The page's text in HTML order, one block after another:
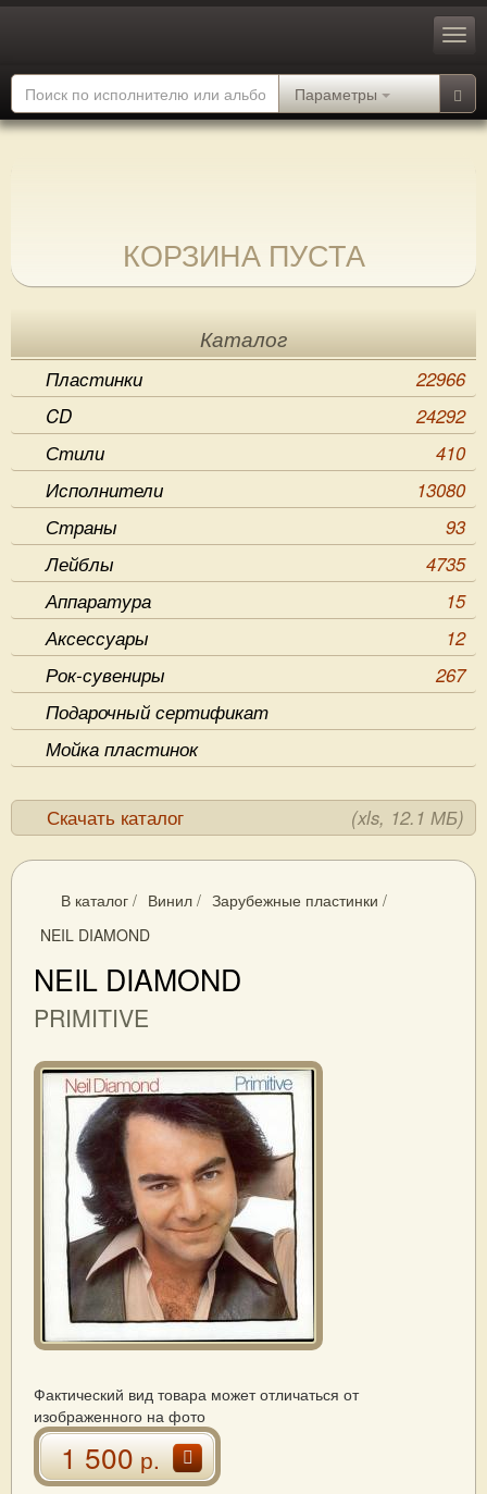
Параметры
КОРЗИНА ПУСТА
Каталог
Пластинки
22966
CD
24292
Стили
410
Исполнители
13080
Страны
93
Лейблы
4735
Аппаратура
15
Аксессуары
12
Рок-сувениры
267
Подарочный сертификат
Мойка пластинок
Скачать каталог (xls, 12.1 МБ)
В каталог / Винил / Зарубежные пластинки /
NEIL DIAMOND
NEIL DIAMOND
PRIMITIVE
Фактический вид товара может отличаться от
изображенного на фото
1 500р.